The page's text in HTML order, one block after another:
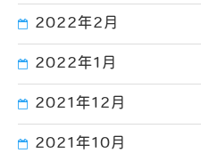
2022年2月
2022年1月
2021年12月
2021年10月